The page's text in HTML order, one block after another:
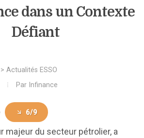
dans un Contexte
Défiant
> Actualités ESSO
Par Infinance
6/9
majeur du secteur pétrolier, a